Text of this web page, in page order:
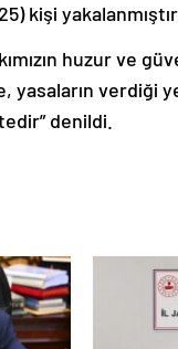
kişi
huzur ve
yasaların verdiği
denildi.